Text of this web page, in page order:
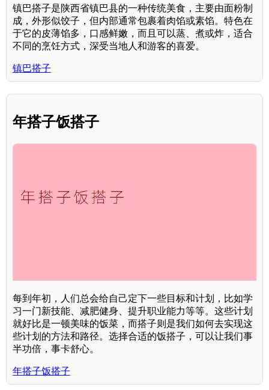
镇巴搭子是陕西省镇巴县的一种传统美食，主要由面粉制
成，外形似饺子，但内部通常包裹着肉馅或素馅。特色在
于它的皮薄馅多，口感鲜嫩，而且可以蒸、煮或炸，适合
不同的烹饪方式，深受当地人和游客的喜爱。
镇巴搭子
年搭子饭搭子
每到年初，人们总会给自己定下一些目标和计划，比如学
习一门新技能、减肥健身、提升职业能力等等。这些计划
就好比是一顿美味的饭菜，而搭子则是我们如何去实现这
些计划的方法和路径。选择合适的饭搭子，可以让我们事
半功倍，事卡舒心。
年搭子饭搭子